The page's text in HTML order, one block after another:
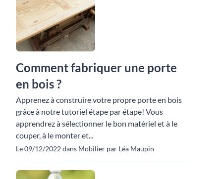
Comment fabriquer une porte
en bois ?
Apprenez à construire votre propre porte en bois
grâce à notre tutoriel étape par étape! Vous
apprendrez à sélectionner le bon matériel et à le
couper, à le monter et...
Le 09/12/2022 dans Mobilier par Léa Maupin